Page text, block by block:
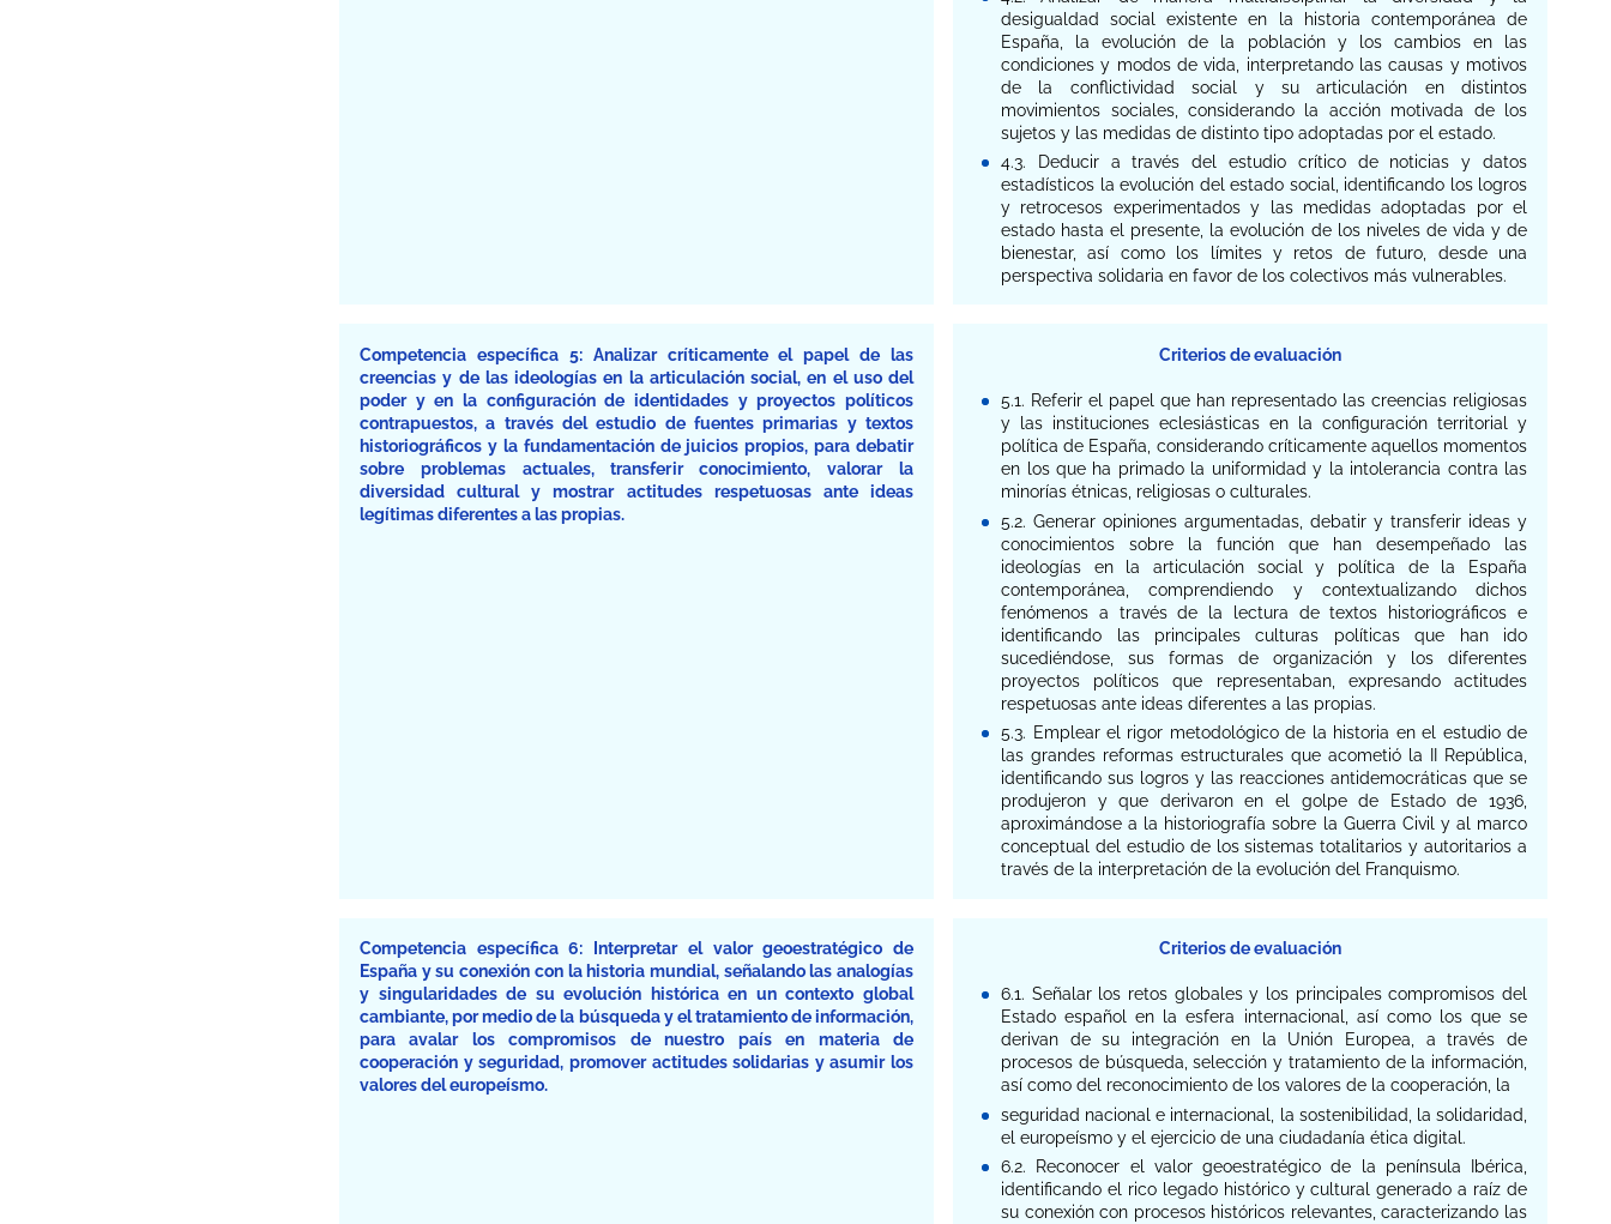
desigualdad social existente en la historia contemporánea de
España, la evolución de la población y los cambios en las
condiciones y modos de vida, interpretando las causas y motivos
de la conflictividad social y su articulación en distintos
movimientos sociales, considerando la acción motivada de los
sujetos y las medidas de distinto tipo adoptadas por el estado.
4.3. Deducir a través del estudio crítico de noticias y datos
estadísticos la evolución del estado social, identificando los logros
y retrocesos experimentados y las medidas adoptadas por el
estado hasta el presente, la evolución de los niveles de vida y de
bienestar, así como los límites y retos de futuro, desde una
perspectiva solidaria en favor de los colectivos más vulnerables.
Competencia específica 5: Analizar críticamente el papel de las
creencias y de las ideologías en la articulación social, en el uso del
poder y en la configuración de identidades y proyectos políticos
contrapuestos, a través del estudio de fuentes primarias y textos
historiográficos y la fundamentación de juicios propios, para debatir
sobre problemas actuales, transferir conocimiento, valorar la
diversidad cultural y mostrar actitudes respetuosas ante ideas
legítimas diferentes a las propias.
Criterios de evaluación
5.1. Referir el papel que han representado las creencias religiosas
y las instituciones eclesiásticas en la configuración territorial y
política de España, considerando críticamente aquellos momentos
en los que ha primado la uniformidad y la intolerancia contra las
minorías étnicas, religiosas o culturales.
5.2. Generar opiniones argumentadas, debatir y transferir ideas y
conocimientos sobre la función que han desempeñado las
ideologías en la articulación social y política de la España
contemporánea, comprendiendo y contextualizando dichos
fenómenos a través de la lectura de textos historiográficos e
identificando las principales culturas políticas que han ido
sucediéndose, sus formas de organización y los diferentes
proyectos políticos que representaban, expresando actitudes
respetuosas ante ideas diferentes a las propias.
5.3. Emplear el rigor metodológico de la historia en el estudio de
las grandes reformas estructurales que acometió la II República,
identificando sus logros y las reacciones antidemocráticas que se
produjeron y que derivaron en el golpe de Estado de 1936,
aproximándose a la historiografía sobre la Guerra Civil y al marco
conceptual del estudio de los sistemas totalitarios y autoritarios a
través de la interpretación de la evolución del Franquismo.
Competencia específica 6: Interpretar el valor geoestratégico de
España y su conexión con la historia mundial, señalando las analogías
y singularidades de su evolución histórica en un contexto global
cambiante, por medio de la búsqueda y el tratamiento de información,
para avalar los compromisos de nuestro país en materia de
cooperación y seguridad, promover actitudes solidarias y asumir los
valores del europeísmo.
Criterios de evaluación
6.1. Señalar los retos globales y los principales compromisos del
Estado español en la esfera internacional, así como los que se
derivan de su integración en la Unión Europea, a través de
procesos de búsqueda, selección y tratamiento de la información,
así como del reconocimiento de los valores de la cooperación, la
seguridad nacional e internacional, la sostenibilidad, la solidaridad,
el europeísmo y el ejercicio de una ciudadanía ética digital.
6.2. Reconocer el valor geoestratégico de la península Ibérica,
identificando el rico legado histórico y cultural generado a raíz de
su conexión con procesos históricos relevantes, caracterizando las